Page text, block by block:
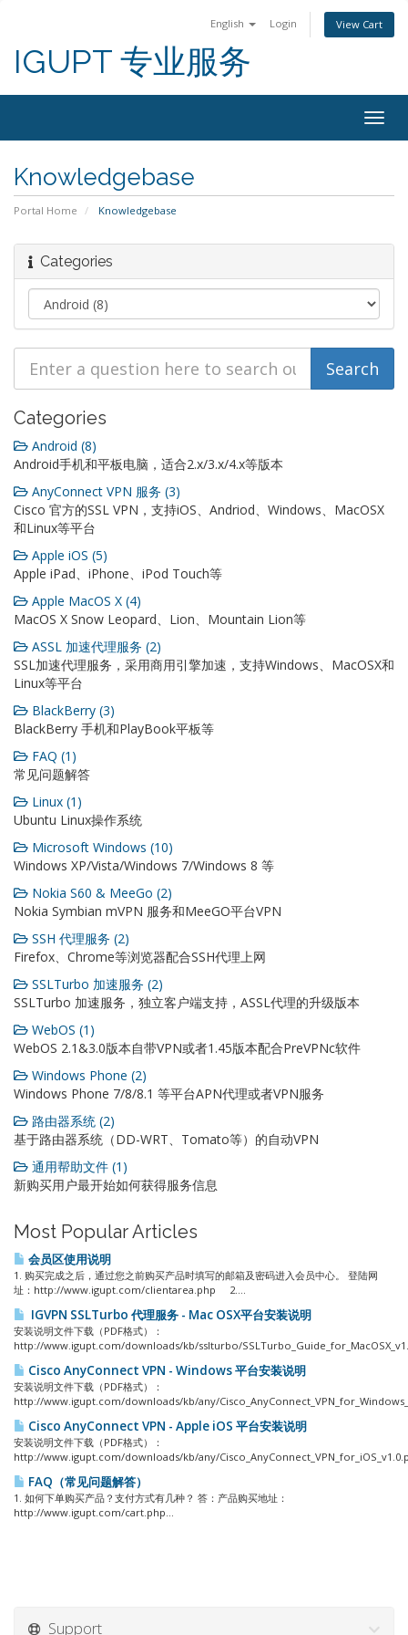
English Login View Cart
IGUPT 专业服务
Knowledgebase
Portal Home Knowledgebase
Categories
Categories
Android (8)
Android手机和平板电脑，适合2.x/3.x/4.x等版本
AnyConnect VPN 服务 (3)
Cisco 官方的SSL VPN，支持iOS、Andriod、Windows、MacOSX
和Linux等平台
Apple iOS (5)
Apple iPad、iPhone、iPod Touch等
Apple MacOS X (4)
MacOS X Snow Leopard、Lion、Mountain Lion等
ASSL 加速代理服务 (2)
SSL加速代理服务，采用商用引擎加速，支持Windows、MacOSX和
Linux等平台
BlackBerry (3)
BlackBerry 手机和PlayBook平板等
FAQ (1)
常见问题解答
Linux (1)
Ubuntu Linux操作系统
Microsoft Windows (10)
Windows XP/Vista/Windows 7/Windows 8 等
Nokia S60 & MeeGo (2)
Nokia Symbian mVPN 服务和MeeGO平台VPN
SSH 代理服务 (2)
Firefox、Chrome等浏览器配合SSH代理上网
SSLTurbo 加速服务 (2)
SSLTurbo 加速服务，独立客户端支持，ASSL代理的升级版本
WebOS (1)
WebOS 2.1&3.0版本自带VPN或者1.45版本配合PreVPNc软件
Windows Phone (2)
Windows Phone 7/8/8.1 等平台APN代理或者VPN服务
路由器系统 (2)
基于路由器系统（DD-WRT、Tomato等）的自动VPN
通用帮助文件 (1)
新购买用户最开始如何获得服务信息
Most Popular Articles
会员区使用说明
1. 购买完成之后，通过您之前购买产品时填写的邮箱及密码进入会员中心。 登陆网
址：http://www.igupt.com/clientarea.php 2....
IGVPN SSLTurbo 代理服务 - Mac OSX平台安装说明
安装说明文件下载（PDF格式）：
http://www.igupt.com/downloads/kb/sslturbo/
Cisco AnyConnect VPN - Windows 平台安装说明
安装说明文件下载（PDF格式）：
http://www.igupt.com/downloads/kb/any/
Cisco AnyConnect VPN - Apple iOS 平台安装说明
安装说明文件下载（PDF格式）：
http://www.igupt.com/downloads/kb/any/
FAQ（常见问题解答）
1. 如何下单购买产品？支付方式有几种？ 答：产品购买地址：
http://www.igupt.com/cart.php...
Support